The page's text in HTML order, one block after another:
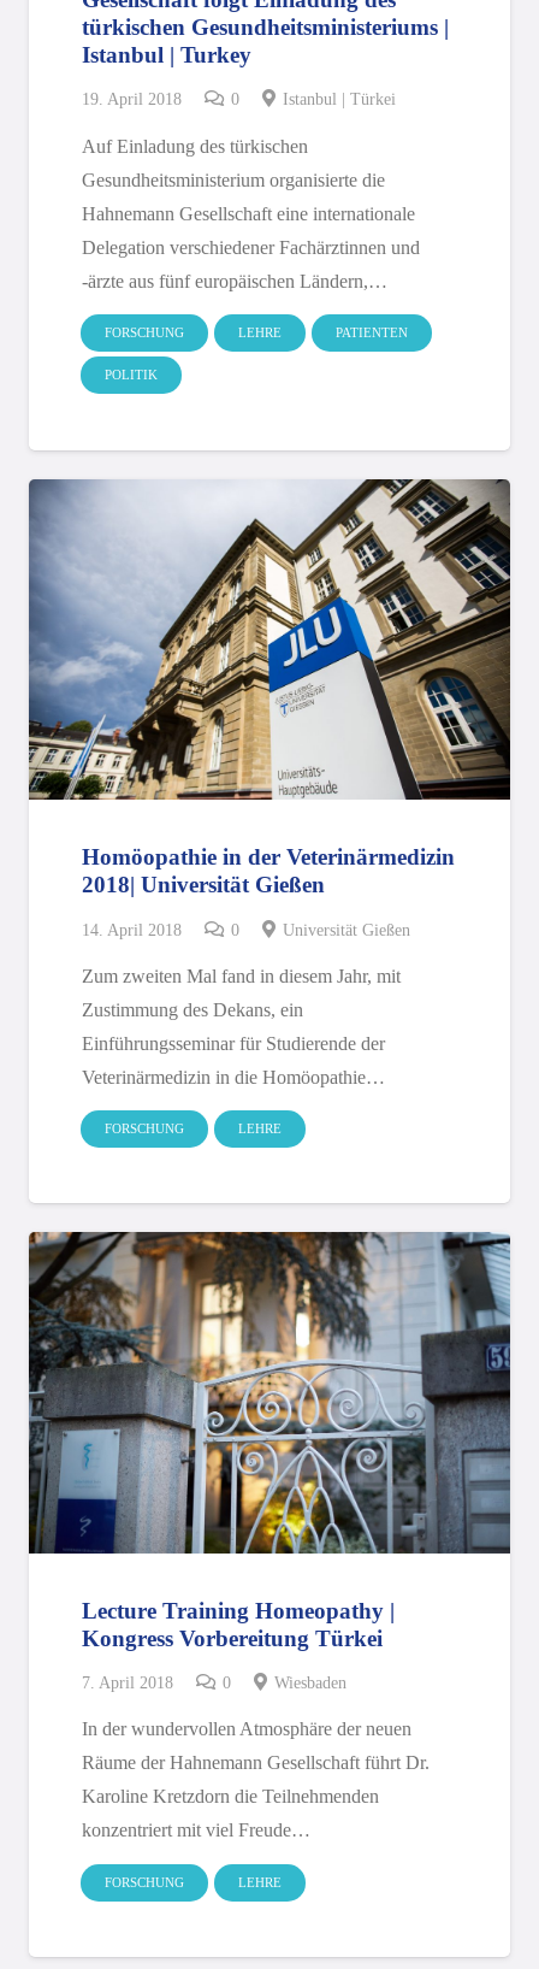
türkischen Gesundheitsministeriums |
Istanbul | Turkey
19. April 2018 0 Istanbul | Türkei
Auf Einladung des türkischen
Gesundheitsministerium organisierte die
Hahnemann Gesellschaft eine internationale
Delegation verschiedener Fachärztinnen und
-ärzte aus fünf europäischen Ländern,…
FORSCHUNG LEHRE PATIENTEN
POLITIK
Homöopathie in der Veterinärmedizin
2018| Universität Gießen
14. April 2018 0 Universität Gießen
Zum zweiten Mal fand in diesem Jahr, mit
Zustimmung des Dekans, ein
Einführungsseminar für Studierende der
Veterinärmedizin in die Homöopathie…
FORSCHUNG LEHRE
Lecture Training Homeopathy |
Kongress Vorbereitung Türkei
7. April 2018 0 Wiesbaden
In der wundervollen Atmosphäre der neuen
Räume der Hahnemann Gesellschaft führt Dr.
Karoline Kretzdorn die Teilnehmenden
konzentriert mit viel Freude…
FORSCHUNG LEHRE